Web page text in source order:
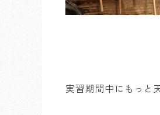
実習期間中にもっと